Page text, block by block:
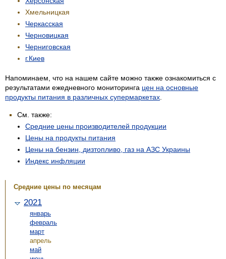
Хмельницкая
Черкасская
Черновицкая
Черниговская
г.Киев
Напоминаем, что на нашем сайте можно также ознакомиться с
результатами ежедневного мониторинга цен на основные
продукты питания в различных супермаркетах
См. также:
Средние цены производителей продукции
Цены на продукты питания
Цены на бензин, дизтопливо, газ на АЗС Украины
Индекс инфляции
Средние цены по месяцам
2021
январь
февраль
март
апрель
май